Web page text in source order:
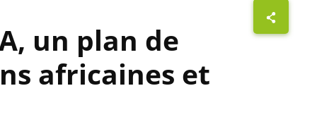
un plan de
africaines et